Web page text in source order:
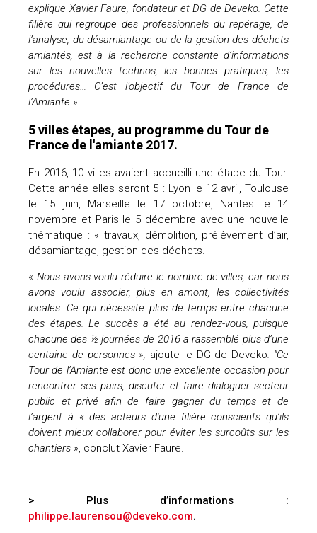
explique Xavier Faure, fondateur et DG de Deveko. Cette
filière qui regroupe des professionnels du repérage, de
l’analyse, du désamiantage ou de la gestion des déchets
amiantés, est à la recherche constante d’informations
sur les nouvelles technos, les bonnes pratiques, les
procédures… C’est l’objectif du Tour de France de
l’Amiante ».
5 villes étapes, au programme du Tour de
France de l'amiante 2017.
En 2016, 10 villes avaient accueilli une étape du Tour.
Cette année elles seront 5 : Lyon le 12 avril, Toulouse
le 15 juin, Marseille le 17 octobre, Nantes le 14
novembre et Paris le 5 décembre avec une nouvelle
thématique : « travaux, démolition, prélèvement d’air,
désamiantage, gestion des déchets.
« Nous avons voulu réduire le nombre de villes, car nous
avons voulu associer, plus en amont, les collectivités
locales. Ce qui nécessite plus de temps entre chacune
des étapes. Le succès a été au rendez-vous, puisque
chacune des ½ journées de 2016 a rassemblé plus d’une
centaine de personnes », ajoute le DG de Deveko . "Ce
Tour de l’Amiante est donc une excellente occasion pour
rencontrer ses pairs, discuter et faire dialoguer secteur
public et privé afin de faire gagner du temps et de
l’argent à « des acteurs d'une filière conscients qu’ils
doivent mieux collaborer pour éviter les surcoûts sur les
chantiers », conclut Xavier Faure.
> Plus d’informations :
philippe.laurensou@deveko.com.